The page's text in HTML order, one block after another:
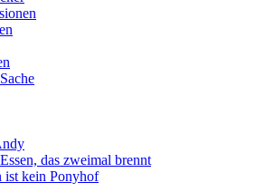
das zweimal brennt
ist kein Ponyhof